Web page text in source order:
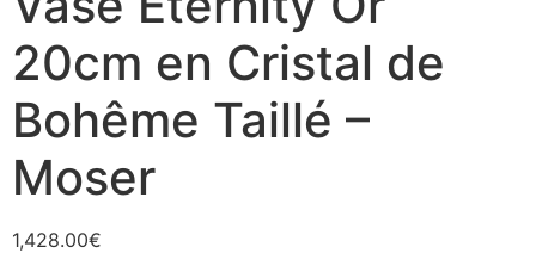
20cm en Cristal de
Bohême Taillé –
Moser
1,428.00€